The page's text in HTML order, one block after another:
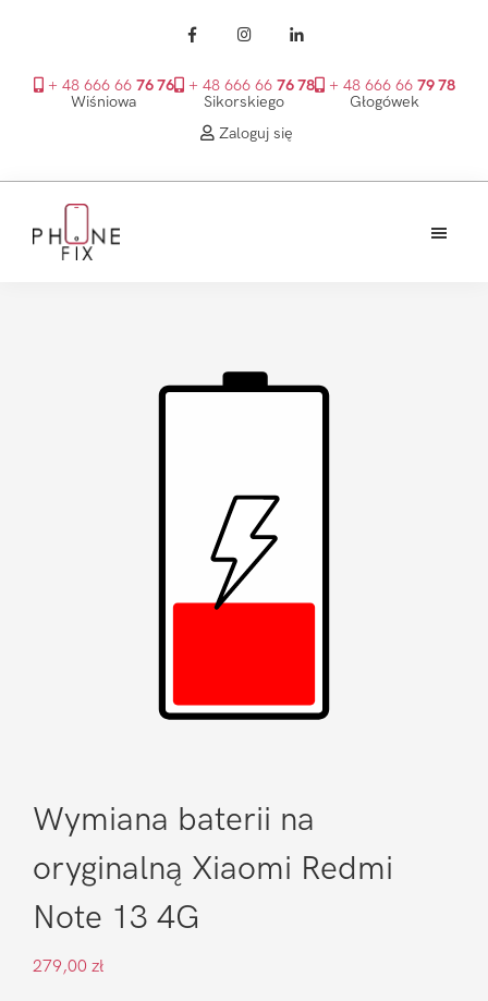
+ 48 666 66 76 76
Wiśniowa
+ 48 666 66 76 78
Sikorskiego
+ 48 666 66 79 78
Głogówek
Zaloguj się
głównego
Wymiana baterii na
oryginalną Xiaomi Redmi
Note 13 4G
279,00 zł